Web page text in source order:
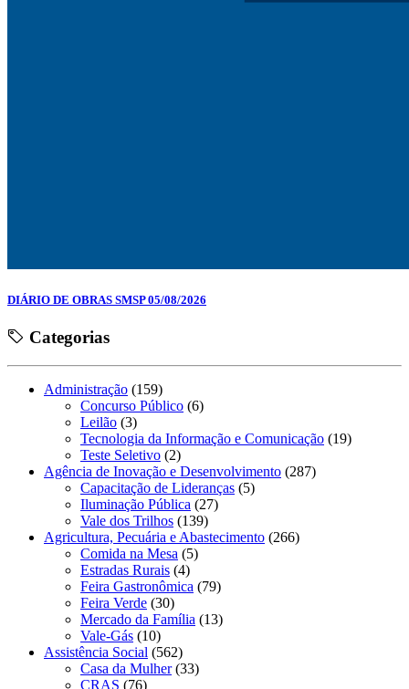
DIÁRIO DE OBRAS SMSP 05/08/2026
Categorias
Administração (159)
Concurso Público (6)
Leilão (3)
Tecnologia da Informação e Comunicação (19)
Teste Seletivo (2)
Agência de Inovação e Desenvolvimento (287)
Capacitação de Lideranças (5)
Iluminação Pública (27)
Vale dos Trilhos (139)
Agricultura, Pecuária e Abastecimento (266)
Comida na Mesa (5)
Estradas Rurais (4)
Feira Gastronômica (79)
Feira Verde (30)
Mercado da Família (13)
Vale-Gás (10)
Assistência Social (562)
Casa da Mulher(33)
CRAS (76)